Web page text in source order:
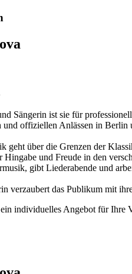
Sängerin ist sie für
und offiziellen Anlässen in Berlin
geht über die Grenzen der
Hingabe und Freude in den
gibt Liederabende und
verzaubert das Publikum mit
individuelles Angebot für Ihre